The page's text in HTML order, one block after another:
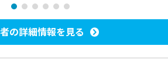
の詳細情報を見る